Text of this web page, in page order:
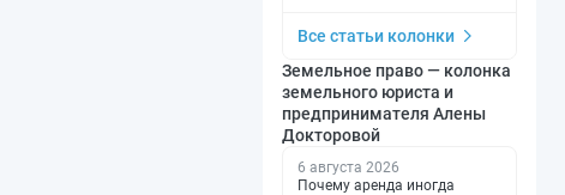
Все статьи колонки
Земельное право — колонка
земельного юриста и
предпринимателя Алены
Докторовой
6 августа 2026
Почему аренда иногда